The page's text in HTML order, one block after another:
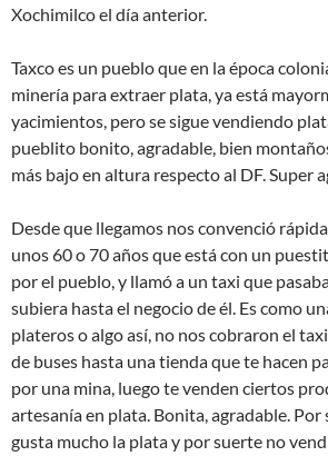
Xochimilco el día anterior.
Taxco es un pueblo que en la época
minería para extraer plata, ya está
yacimientos, pero se sigue vendiendo
pueblito bonito, agradable, bien
más bajo en altura respecto al DF. Super
Desde que llegamos nos convenció
unos 60 o 70 años que está con un
por el pueblo, y llamó a un taxi que
subiera hasta el negocio de él. Es como
plateros o algo así, no nos cobraron el
de buses hasta una tienda que te hacen
por una mina, luego te venden ciertos
artesanía en plata. Bonita, agradable. Por
gusta mucho la plata y por suerte no